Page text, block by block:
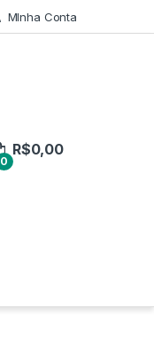
MInha Conta
0
R$0,00